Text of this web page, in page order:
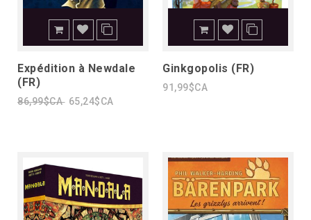
Expédition à Newdale
(FR)
86,99$CA 65,24$CA
Ginkgopolis (FR)
91,99$CA